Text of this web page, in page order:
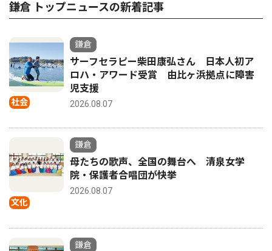
鎌倉 トップニュースの新着記事
社会
鎌倉
サーフセラピー柴田康弘さん 日本人初ア
ロハ・アワード受賞 由比ヶ浜拠点に障害
児支援
2026.08.07
文化
鎌倉
母たちの歌声、全国の舞台へ 清泉女学
院・保護者合唱団が快挙
2026.08.07
鎌倉